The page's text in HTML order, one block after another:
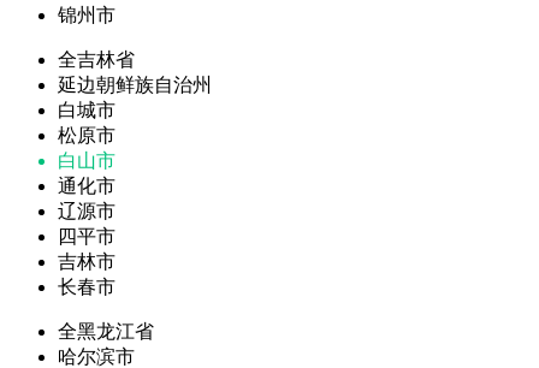
锦州市
全吉林省
延边朝鲜族自治州
白城市
松原市
白山市
通化市
辽源市
四平市
吉林市
长春市
全黑龙江省
哈尔滨市